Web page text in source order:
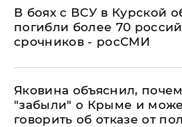
В боях с ВСУ в Курской
погибли более 70
срочников - росСМИ
Яковина объяснил,
"забыли" о Крыме и
говорить об отказе от